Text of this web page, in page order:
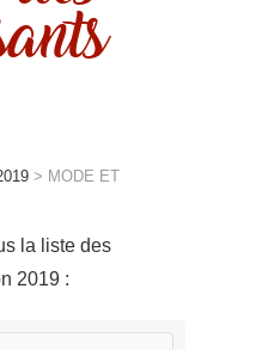
> MODE ET
la liste des
2019 :